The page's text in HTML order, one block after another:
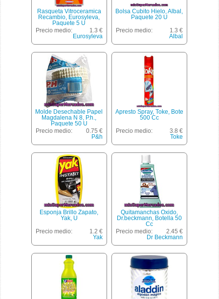
Rasqueta Vitroceramica
Recambio, Eurosyleva,
Paquete 5 U
Precio medio:
1.3 €
Eurosyleva
Bolsa Cubito Hielo, Albal,
Paquete 20 U
Precio medio:
1.3 €
Albal
Molde Desechable Papel
Magdalena N 8, P.h.,
Paquete 50 U
Precio medio:
0.75 €
P&h
Apresto Spray, Toke, Bote
500 Cc
Precio medio:
3.8 €
Toke
Esponja Brillo Zapato,
Yak, U
Precio medio:
1.2 €
Yak
Quitamanchas Oxido,
Dr.beckmann, Botella 50
Cc
Precio medio:
2.45 €
Dr Beckmann